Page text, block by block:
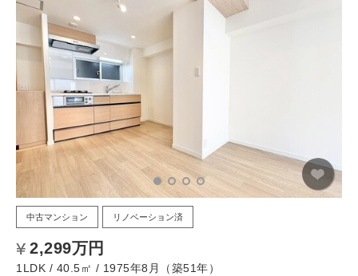
中古マンション リノベーション済
2,299万円
1LDK / 40.5㎡ / 1975年8月（築51年）